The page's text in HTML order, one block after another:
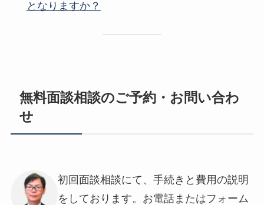
となりますか？
無料面談相談のご予約・お問い合わ
せ
初回面談相談にて、手続きと費用の説明
をしております。お電話またはフォーム